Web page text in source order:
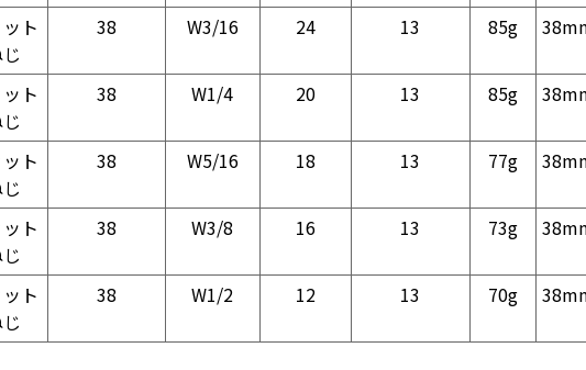
ト
38 W3/16 24 13 85g
ト
38 W1/4 20 13 85g
ト
38 W5/16 18 13 77g
ト
38 W3/8 16 13 73g
ト
38 W1/2 12 13 70g